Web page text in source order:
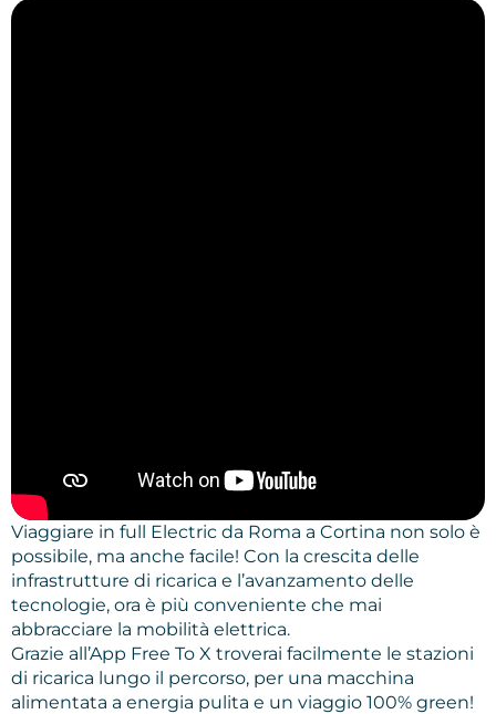
Viaggiare in full Electric da Roma a Cortina non solo è
possibile, ma anche facile! Con la crescita delle
infrastrutture di ricarica e l’avanzamento delle
tecnologie, ora è più conveniente che mai
abbracciare la mobilità elettrica.
Grazie all’App Free To X troverai facilmente le stazioni
di ricarica lungo il percorso, per una macchina
alimentata a energia pulita e un viaggio 100% green!